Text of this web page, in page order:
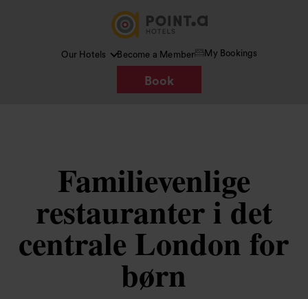
Our Hotels Become a Member My Bookings
Book
Familievenlige
restauranter i det
centrale London for
børn